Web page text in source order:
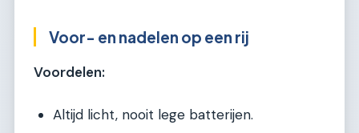
Voor- en nadelen op een rij
Voordelen:
Altijd licht, nooit lege batterijen.